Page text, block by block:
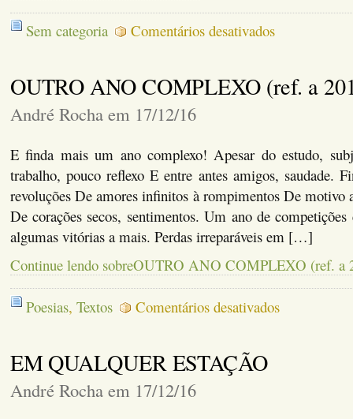
Sem categoria Comentários desativadosem
SILÊNCIO
OUTRO ANO COMPLEXO (ref. a
André Rocha em 17/12/16
E finda mais um ano complexo! Apesar do estudo,
trabalho, pouco reflexo E entre antes amigos, saudade.
revoluções De amores infinitos à rompimentos De motivo
De corações secos, sentimentos. Um ano de
algumas vitórias a mais. Perdas irreparáveis em […]
Continue lendo sobreOUTRO ANO COMPLEXO (ref. a
Poesias, Textos Comentários desativadosem
OUTRO
EM QUALQUER ESTAÇÃO
André Rocha em 17/12/16